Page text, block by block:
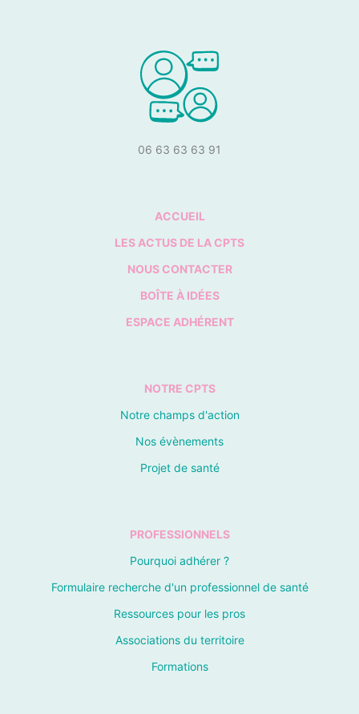
06 63 63 63 91
ACCUEIL
LES ACTUS DE LA CPTS
NOUS CONTACTER
BOÎTE À IDÉES
ESPACE ADHÉRENT
NOTRE CPTS
Notre champs d'action
Nos évènements
Projet de santé
PROFESSIONNELS
Pourquoi adhérer ?
Formulaire recherche d'un professionnel de santé
Ressources pour les pros
Associations du territoire
Formations